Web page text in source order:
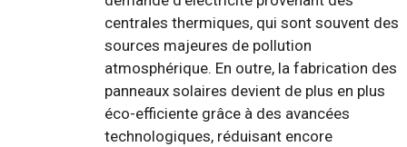
centrales thermiques, qui sont souvent des
sources majeures de pollution
atmosphérique. En outre, la fabrication des
panneaux solaires devient de plus en plus
éco-efficiente grâce à des avancées
technologiques, réduisant encore